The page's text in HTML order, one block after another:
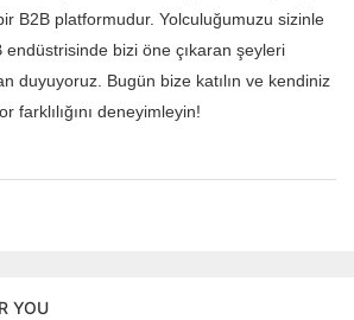
B2B platformudur. Yolculuğumuzu sizinle
endüstrisinde bizi öne çıkaran şeyleri
duyuyoruz. Bugün bize katılın ve kendiniz
farklılığını deneyimleyin!
YOU